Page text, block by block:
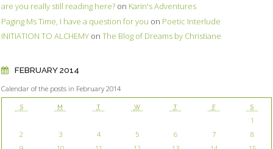
are you really still reading here? on Karin's Adventures
Paging Ms Time, I have a question for you on Poetic Interlude
INITIATION TO ALCHEMY on The Blog of Dreams by Christiane
FEBRUARY 2014
Calendar of the posts in February 2014
S M T W T F S
1
2
3 4 5 6 7
8